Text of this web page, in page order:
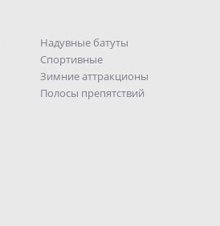
Надувные батуты
Спортивные
Зимние аттракционы
Полосы препятствий